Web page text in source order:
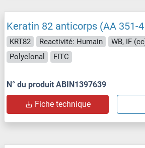
Keratin 82 anticorps (AA 351-
KRT82 Reactivité: Humain WB, IF
Polyclonal
FITC
N° du produit ABIN1397639
Fiche technique